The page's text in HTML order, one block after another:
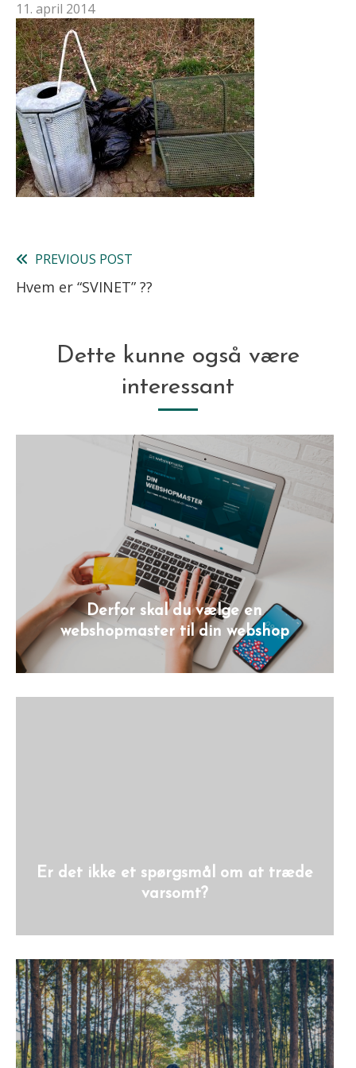
11. april 2014
Read
more
PREVIOUS POST
Hvem er “SVINET” ??
Dette kunne også være
interessant
Derfor skal du vælge en
webshopmaster til din webshop
Er det ikke et spørgsmål om at træde
varsomt?